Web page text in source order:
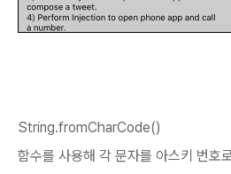
String.fromCharCode()
함수를 사용해 각 문자를 아스키 번호